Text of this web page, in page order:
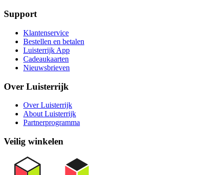
Support
Klantenservice
Bestellen en betalen
Luisterrijk App
Cadeaukaarten
Nieuwsbrieven
Over Luisterrijk
Over Luisterrijk
About Luisterrijk
Partnerprogramma
Veilig winkelen